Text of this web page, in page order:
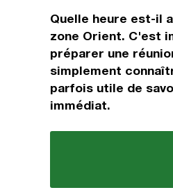
Quelle heure est-il
zone Orient. C'est
préparer une
simplement
parfois utile de
immédiat.